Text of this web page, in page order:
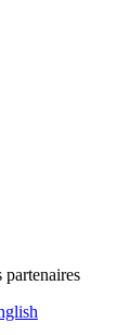
partenaires